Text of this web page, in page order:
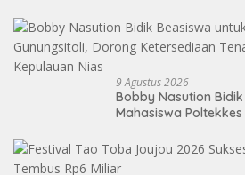
9 Agustus 2026
Bobby Nasution
Mahasiswa
Kepulauan Nias